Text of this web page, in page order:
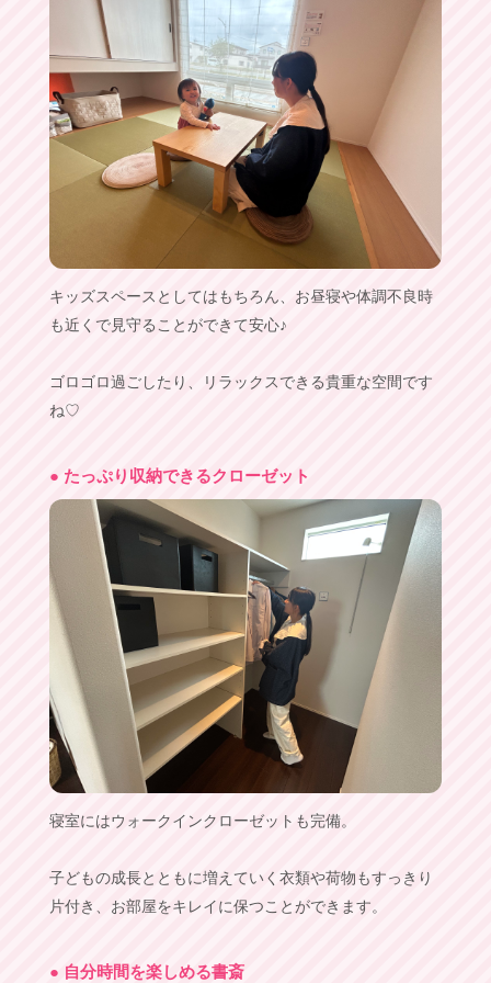
キッズスペースとしてはもちろん、お昼寝や体調不良時
も近くで見守ることができて安心♪
ゴロゴロ過ごしたり、リラックスできる貴重な空間です
ね♡
● たっぷり収納できるクローゼット
寝室にはウォークインクローゼットも完備。
子どもの成長とともに増えていく衣類や荷物もすっきり
片付き、お部屋をキレイに保つことができます。
● 自分時間を楽しめる書斎